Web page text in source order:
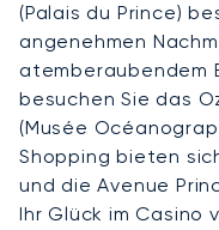
(Palais du Prince)
angenehmen
atemberaubendem
besuchen Sie das
(Musée
Shopping bieten
und die Avenue
Ihr Glück im Casino